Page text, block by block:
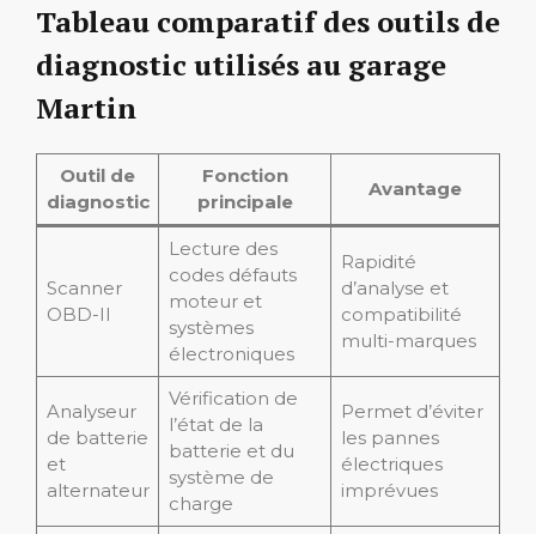
Tableau comparatif des outils de
diagnostic utilisés au garage
Martin
Outil de
diagnostic
Fonction
principale
Avantage
Scanner
OBD-II
Lecture des
codes défauts
moteur et
systèmes
électroniques
Rapidité
d’analyse et
compatibilité
multi-marques
Analyseur
de batterie
et
alternateur
Vérification de
l’état de la
batterie et du
système de
charge
Permet d’éviter
les pannes
électriques
imprévues